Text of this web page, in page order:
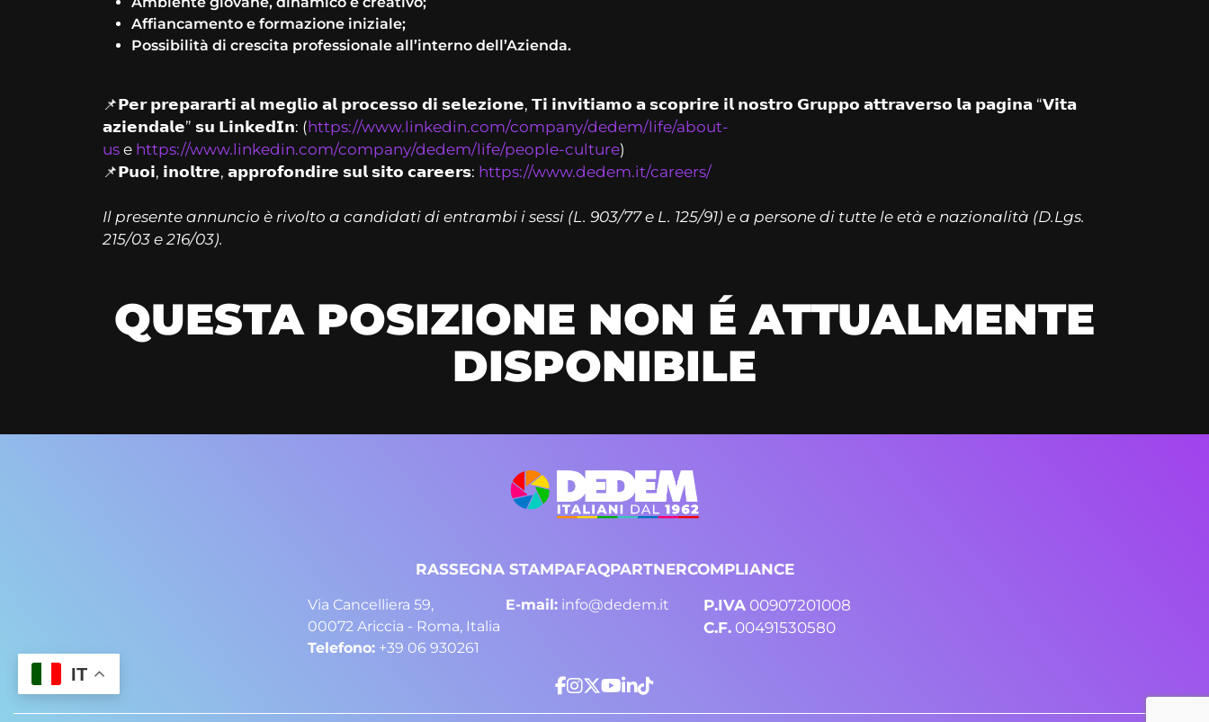
Affiancamento e formazione iniziale;
Possibilità di crescita professionale all’interno dell’Azienda.
📌𝗣𝗲𝗿 𝗽𝗿𝗲𝗽𝗮𝗿𝗮𝗿𝘁𝗶 𝗮𝗹 𝗺𝗲𝗴𝗹𝗶𝗼 𝗮𝗹 𝗽𝗿𝗼𝗰𝗲𝘀𝘀𝗼 𝗱𝗶 𝘀𝗲𝗹𝗲𝘇𝗶𝗼𝗻𝗲, 𝗧𝗶 𝗶𝗻𝘃𝗶𝘁𝗶𝗮𝗺𝗼 𝗮 𝘀𝗰𝗼𝗽𝗿𝗶𝗿𝗲 𝗶𝗹 𝗻𝗼𝘀𝘁𝗿𝗼 𝗚𝗿𝘂𝗽𝗽𝗼 𝗮𝘁𝘁𝗿𝗮𝘃𝗲𝗿𝘀𝗼 𝗹𝗮 𝗽𝗮𝗴𝗶𝗻𝗮 “𝗩𝗶𝘁𝗮
𝗮𝘇𝗶𝗲𝗻𝗱𝗮𝗹𝗲” 𝘀𝘂 𝗟𝗶𝗻𝗸𝗲𝗱𝗜𝗻: (https://www.linkedin.com/company/dedem/life/about-
us e https://www.linkedin.com/company/dedem/life/people-culture)
📌𝗣𝘂𝗼𝗶, 𝗶𝗻𝗼𝗹𝘁𝗿𝗲, 𝗮𝗽𝗽𝗿𝗼𝗳𝗼𝗻𝗱𝗶𝗿𝗲 𝘀𝘂𝗹 𝘀𝗶𝘁𝗼 𝗰𝗮𝗿𝗲𝗲𝗿𝘀: https://www.dedem.it/careers/
Il presente annuncio è rivolto a candidati di entrambi i sessi (L. 903/77 e L. 125/91) e a persone di tutte le età e nazionalità (D.Lgs.
215/03 e 216/03).
QUESTA POSIZIONE NON É ATTUALMENTE
DISPONIBILE
RASSEGNA STAMPAFAQPARTNERCOMPLIANCE
Via Cancelliera 59,
00072 Ariccia - Roma, Italia
Telefono: +39 06 930261
E-mail: info@dedem.it P.IVA 00907201008
C.F. 00491530580
IT